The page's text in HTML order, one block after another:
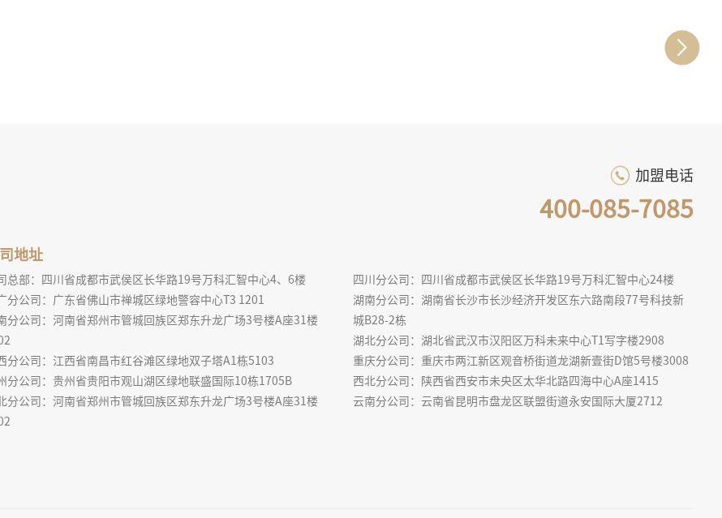
加盟电话
400-085-7085
地址
总部：四川省成都市武侯区长华路19号万科汇智中心4、6楼
四川分公司：四川省成都市武侯区长华路19号万科汇智中心24楼
分公司：广东省佛山市禅城区绿地警容中心T3 1201
湖南分公司：湖南省长沙市长沙经济开发区东六路南段77号科技新
城B28-2栋
分公司：河南省郑州市管城回族区郑东升龙广场3号楼A座31楼
湖北分公司：湖北省武汉市汉阳区万科未来中心T1写字楼2908
分公司：江西省南昌市红谷滩区绿地双子塔A1栋5103
重庆分公司：重庆市两江新区观音桥街道龙湖新壹街D馆5号楼3008
分公司：贵州省贵阳市观山湖区绿地联盛国际10栋1705B
西北分公司：陕西省西安市未央区太华北路四海中心A座1415
分公司：河南省郑州市管城回族区郑东升龙广场3号楼A座31楼
云南分公司：云南省昆明市盘龙区联盟街道永安国际大厦2712